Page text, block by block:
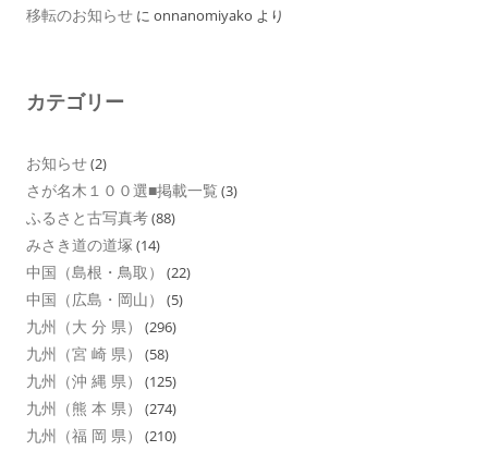
移転のお知らせ に onnanomiyako より
カテゴリー
お知らせ(2)
さが名木１００選■掲載一覧 (3)
ふるさと古写真考(88)
みさき道の道塚 (14)
中国（島根・鳥取） (22)
中国（広島・岡山） (5)
九州（大 分 県） (296)
九州（宮 崎 県） (58)
九州（沖 縄 県） (125)
九州（熊 本 県） (274)
九州（福 岡 県） (210)